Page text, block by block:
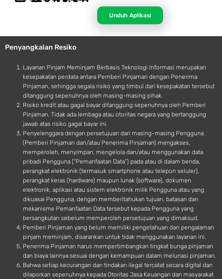
p
l
e
d
r
o
d
Unduh Aplikasi
Penyangkalan Resiko
Layanan Pinjam Meminjam Berbasis Teknologi Informasi merupakan
kesepakatan perdata antara Pemberi Pinjaman dengan Penerima
Pinjaman, sehingga segala risiko yang timbul dari kesepakatan tersebut
ditanggung sepenuhnya oleh masing-masing pihak.
Risiko kredit atau gagal bayar ditanggung sepenuhnya oleh Pemberi
Pinjaman. Tidak ada lembaga atau otoritas negara yang bertanggung
jawab atas risiko gagal bayar ini.
Penyelenggara dengan persetujuan dari masing-masing Pengguna
(Pemberi Pinjaman dan/atau Penerima Pinjaman) mengakses,
memperoleh, menyimpan, mengelola dan/atau menggunakan data
pribadi Pengguna (“Pemanfaatan Data”) pada atau di dalam benda,
perangkat elektronik (termasuk smartphone atau telepon seluler),
perangkat keras (hardware) maupun lunak (software), dokumen
elektronik, aplikasi atau sistem elektronik milik Pengguna atau yang
dikuasai Pengguna, dengan memberitahukan tujuan, batasan dan
mekanisme Pemanfaatan Data tersebut kepada Pengguna yang
bersangkutan sebelum memperoleh persetujuan yang dimaksud.
Pemberi Pinjaman yang belum memiliki pengetahuan dan pengalaman
pinjam meminjam, disarankan untuk tidak menggunakan layanan ini.
Penerima Pinjaman harus mempertimbangkan tingkat bunga pinjaman
dan biaya lainnya sesuai dengan kemampuan dalam melunasi pinjaman.
Bahwa setiap kecurangan dan tindakan ilegal tercatat secara digital dan
dilaporkan sepenuhnya kepada Otoritas Jasa Keuangan dan masyarakat